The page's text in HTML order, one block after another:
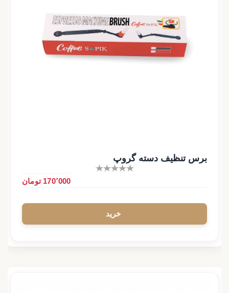
برس تنظیف دسته گروپ
170٬000 تومان